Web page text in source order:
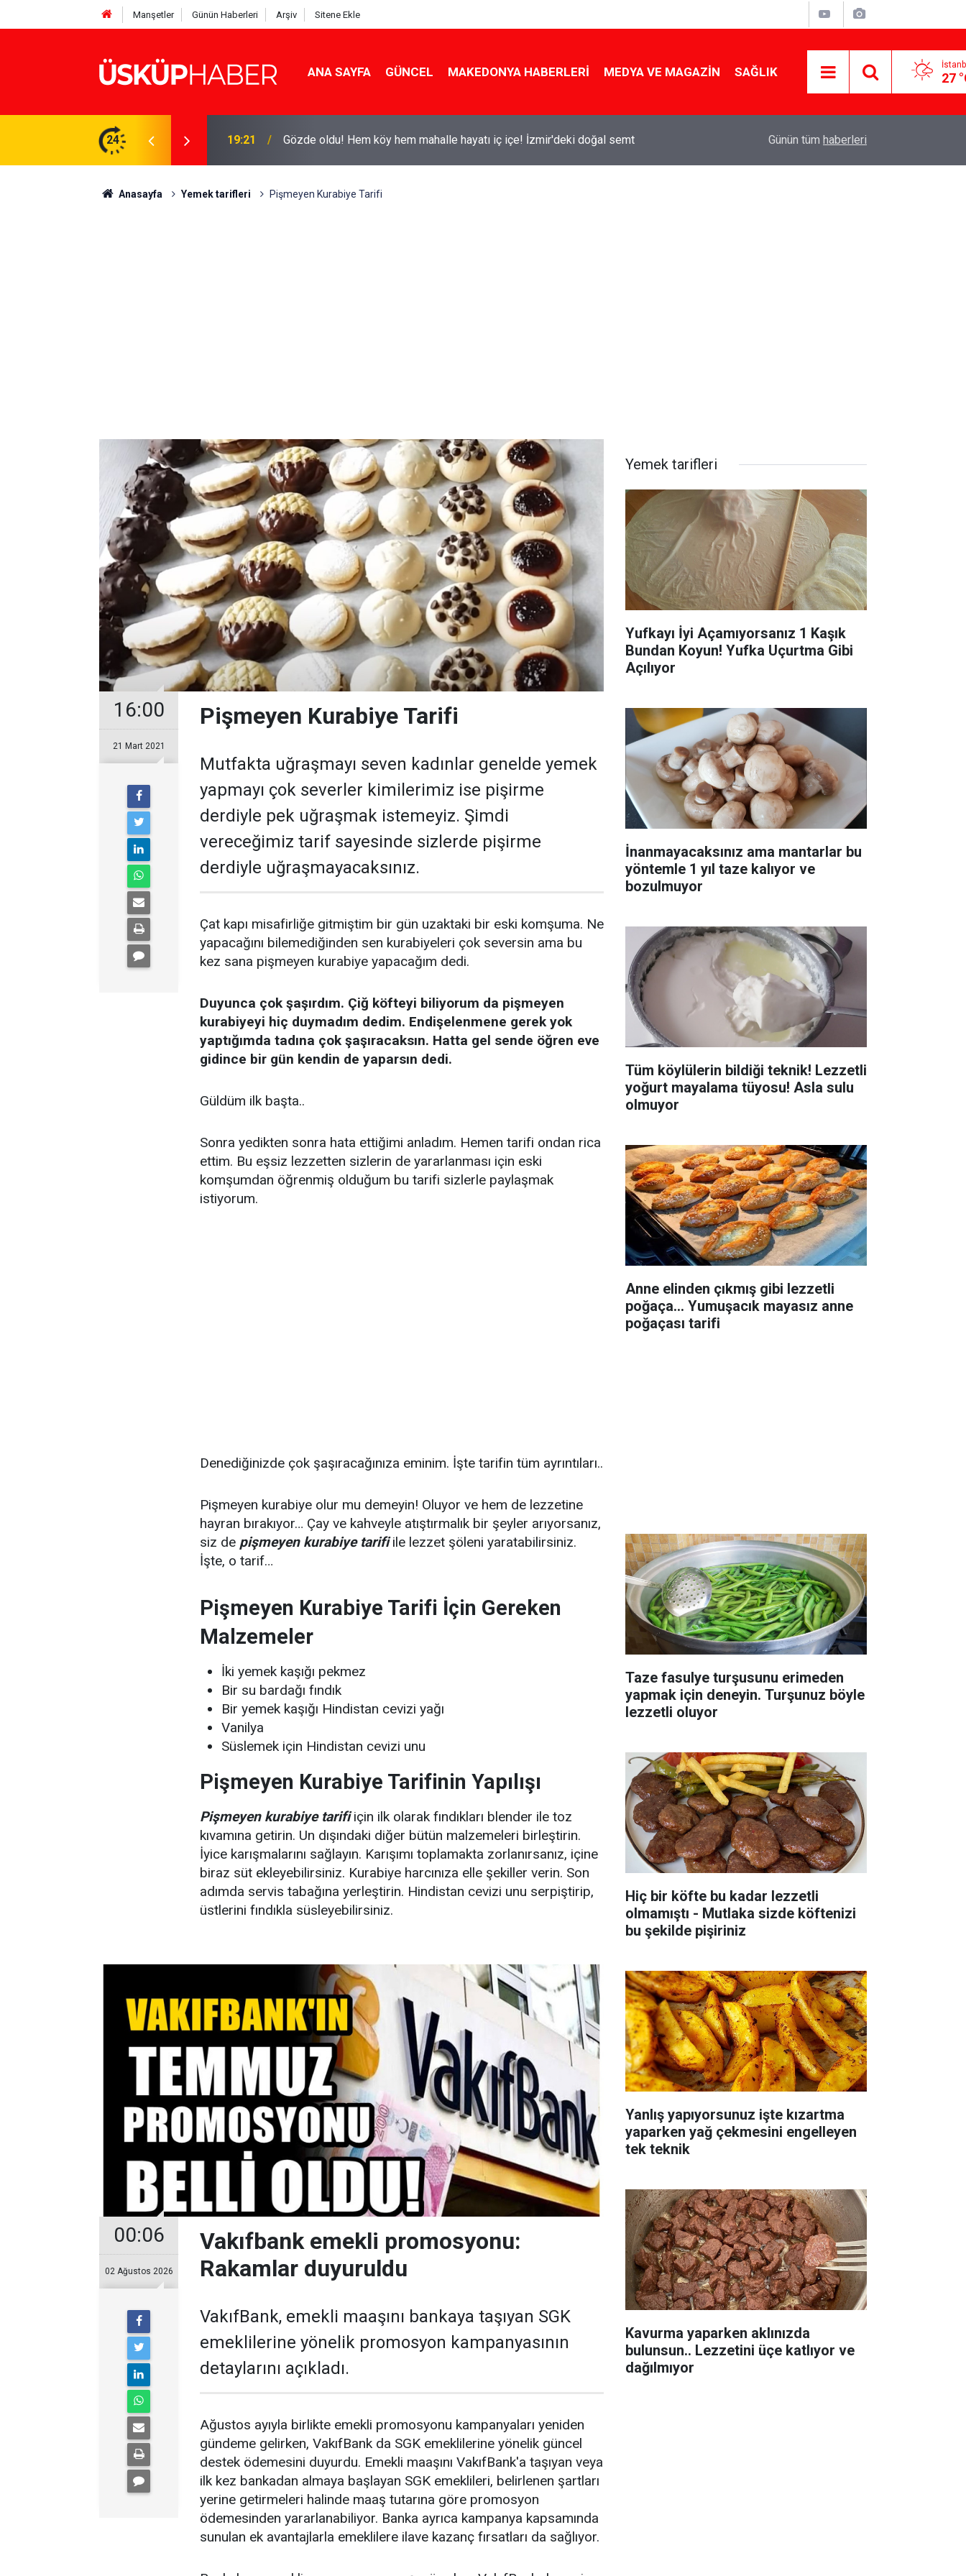
Manşetler Günün Haberleri Arşiv Sitene Ekle
ANA SAYFA GÜNCEL MAKEDONYA HABERLERI MEDYA VE MAGAZIN SAĞLIK 27
24 19:21 Gözde oldu! Hem köy hem mahalle hayatı iç içe! İzmir'deki doğal semt
yapmanın sırrı
Günün tüm haberleri
Anasayfa Yemek tarifleri Pişmeyen Kurabiye Tarifi
16:00
21 Mart 2021
Pişmeyen Kurabiye Tarifi
Mutfakta uğraşmayı seven kadınlar genelde yemek
yapmayı çok severler kimilerimiz ise pişirme
derdiyle pek uğraşmak istemeyiz. Şimdi
vereceğimiz tarif sayesinde sizlerde pişirme
derdiyle uğraşmayacaksınız.
Çat kapı misafirliğe gitmiştim bir gün uzaktaki bir eski komşuma. Ne
yapacağını bilemediğinden sen kurabiyeleri çok seversin ama bu
kez sana pişmeyen kurabiye yapacağım dedi.
Duyunca çok şaşırdım. Çiğ köfteyi biliyorum da pişmeyen
kurabiyeyi hiç duymadım dedim. Endişelenmene gerek yok
yaptığımda tadına çok şaşıracaksın. Hatta gel sende öğren eve
gidince bir gün kendin de yaparsın dedi.
Güldüm ilk başta..
Sonra yedikten sonra hata ettiğimi anladım. Hemen tarifi ondan rica
ettim. Bu eşsiz lezzetten sizlerin de yararlanması için eski
komşumdan öğrenmiş olduğum bu tarifi sizlerle paylaşmak
istiyorum.
Denediğinizde çok şaşıracağınıza eminim. İşte tarifin tüm ayrıntıları..
Pişmeyen kurabiye olur mu demeyin! Oluyor ve hem de lezzetine
hayran bırakıyor… Çay ve kahveyle atıştırmalık bir şeyler arıyorsanız,
siz de pişmeyen kurabiye tarifiile lezzet şöleni yaratabilirsiniz.
İşte, o tarif…
Pişmeyen Kurabiye Tarifi İçin Gereken
Malzemeler
İki yemek kaşığı pekmez
Bir su bardağı fındık
Bir yemek kaşığı Hindistan cevizi yağı
Vanilya
Süslemek için Hindistan cevizi unu
Pişmeyen Kurabiye Tarifinin Yapılışı
Pişmeyen kurabiye tarifiiçin ilk olarak fındıkları blender ile toz
kıvamına getirin. Un dışındaki diğer bütün malzemeleri birleştirin.
İyice karışmalarını sağlayın. Karışımı toplamakta zorlanırsanız, içine
biraz süt ekleyebilirsiniz. Kurabiye harcınıza elle şekiller verin. Son
adımda servis tabağına yerleştirin. Hindistan cevizi unu serpiştirip,
üstlerini fındıkla süsleyebilirsiniz.
00:06
02 Ağustos 2026
Vakıfbank emekli promosyonu:
Rakamlar duyuruldu
VakıfBank, emekli maaşını bankaya taşıyan SGK
emeklilerine yönelik promosyon kampanyasının
detaylarını açıkladı.
Ağustos ayıyla birlikte emekli promosyonu kampanyaları yeniden
gündeme gelirken, VakıfBank da SGK emeklilerine yönelik güncel
destek ödemesini duyurdu. Emekli maaşını VakıfBank'a taşıyan veya
ilk kez bankadan almaya başlayan SGK emeklileri, belirlenen şartları
yerine getirmeleri halinde maaş tutarına göre promosyon
ödemesinden yararlanabiliyor. Banka ayrıca kampanya kapsamında
sunulan ek avantajlarla emeklilere ilave kazanç fırsatları da sağlıyor.
Yemek tarifleri
Yufkayı İyi Açamıyorsanız 1 Kaşık
Bundan Koyun! Yufka Uçurtma Gibi
Açılıyor
İnanmayacaksınız ama mantarlar bu
yöntemle 1 yıl taze kalıyor ve
bozulmuyor
Tüm köylülerin bildiği teknik! Lezzetli
yoğurt mayalama tüyosu! Asla sulu
olmuyor
Anne elinden çıkmış gibi lezzetli
poğaça... Yumuşacık mayasız anne
poğaçası tarifi
Taze fasulye turşusunu erimeden
yapmak için deneyin. Turşunuz böyle
lezzetli oluyor
Hiç bir köfte bu kadar lezzetli
olmamıştı - Mutlaka sizde köftenizi
bu şekilde pişiriniz
Yanlış yapıyorsunuz işte kızartma
yaparken yağ çekmesini engelleyen
tek teknik
Kavurma yaparken aklınızda
bulunsun.. Lezzetini üçe katlıyor ve
dağılmıyor